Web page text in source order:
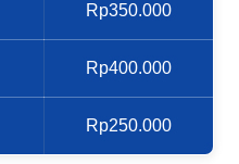
Rp350.000
Rp400.000
Rp250.000